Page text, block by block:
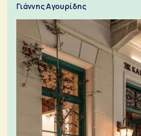
Γιάννης Αγουρίδης